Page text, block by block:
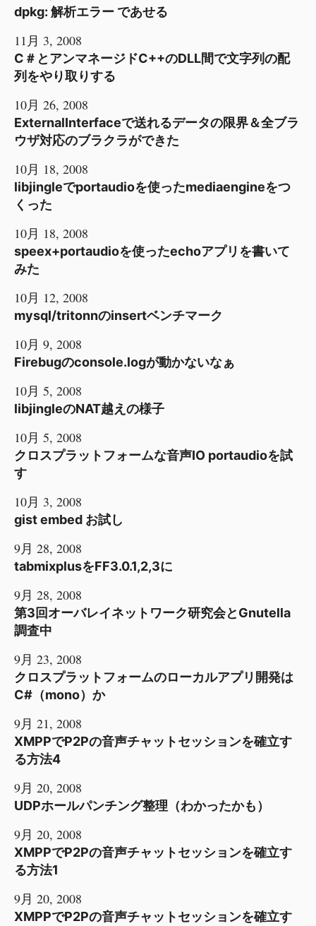
dpkg: 解析エラー であせる
11月 3, 2008
C＃とアンマネージドC++のDLL間で文字列の配
列をやり取りする
10月 26, 2008
ExternalInterfaceで送れるデータの限界＆全ブラ
ウザ対応のブラクラができた
10月 18, 2008
libjingleでportaudioを使ったmediaengineをつ
くった
10月 18, 2008
speex+portaudioを使ったechoアプリを書いて
みた
10月 12, 2008
mysql/tritonnのinsertベンチマーク
10月 9, 2008
Firebugのconsole.logが動かないなぁ
10月 5, 2008
libjingleのNAT越えの様子
10月 5, 2008
クロスプラットフォームな音声IO portaudioを試
す
10月 3, 2008
gist embed お試し
9月 28, 2008
tabmixplusをFF3.0.1,2,3に
9月 28, 2008
第3回オーバレイネットワーク研究会とGnutella
調査中
9月 23, 2008
クロスプラットフォームのローカルアプリ開発は
C#（mono）か
9月 21, 2008
XMPPでP2Pの音声チャットセッションを確立す
る方法4
9月 20, 2008
UDPホールパンチング整理（わかったかも）
9月 20, 2008
XMPPでP2Pの音声チャットセッションを確立す
る方法1
9月 20, 2008
XMPPでP2Pの音声チャットセッションを確立す